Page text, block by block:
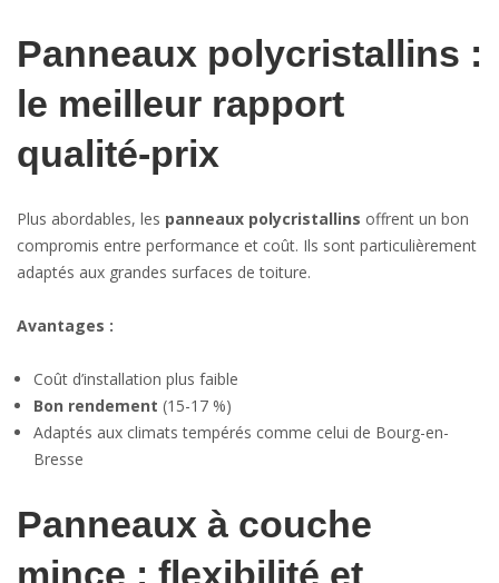
Panneaux polycristallins :
le meilleur rapport
qualité-prix
Plus abordables, les panneaux polycristallins offrent un bon
compromis entre performance et coût. Ils sont particulièrement
adaptés aux grandes surfaces de toiture.
Avantages :
Coût d’installation plus faible
Bon rendement (15-17 %)
Adaptés aux climats tempérés comme celui de Bourg-en-
Bresse
Panneaux à couche
mince : flexibilité et